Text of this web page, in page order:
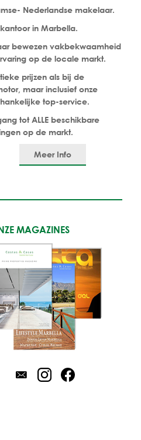
Nederlandse makelaar.
in Marbella.
bewezen vakbekwaamheid
op de locale markt.
prijzen als bij de
maar inclusief onze
top-service.
tot ALLE beschikbare
op de markt.
Meer Info
MAGAZINES